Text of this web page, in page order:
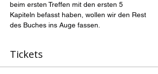
beim ersten Treffen mit den ersten 5
Kapiteln befasst haben, wollen wir den Rest
des Buches ins Auge fassen.
Tickets